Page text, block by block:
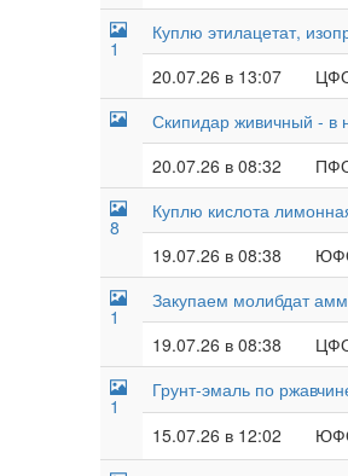
1
Куплю этилацетат,
20.07.26 в 13:07
Скипидар живичный - в
20.07.26 в 08:32
8
Куплю кислота
19.07.26 в 08:38
1
Закупаем молибдат
19.07.26 в 08:38
1
Грунт-эмаль по
15.07.26 в 12:02